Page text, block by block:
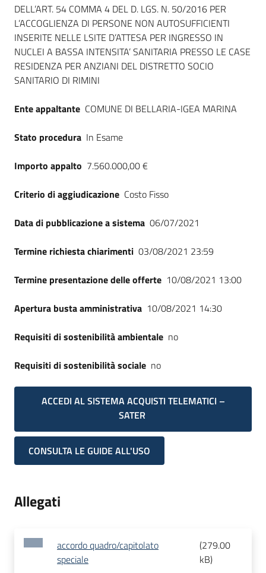
DELL’ART. 54 COMMA 4 DEL D. LGS. N. 50/2016 PER
L’ACCOGLIENZA DI PERSONE NON AUTOSUFFICIENTI
INSERITE NELLE LSITE D’ATTESA PER INGRESSO IN
NUCLEI A BASSA INTENSITA’ SANITARIA PRESSO LE CASE
RESIDENZA PER ANZIANI DEL DISTRETTO SOCIO
SANITARIO DI RIMINI
Ente appaltante COMUNE DI BELLARIA-IGEA MARINA
Stato procedura In Esame
Importo appalto 7.560.000,00 €
Criterio di aggiudicazione Costo Fisso
Data di pubblicazione a sistema 06/07/2021
Termine richiesta chiarimenti 03/08/2021 23:59
Termine presentazione delle offerte 10/08/2021 13:00
Apertura busta amministrativa 10/08/2021 14:30
Requisiti di sostenibilità ambientale no
Requisiti di sostenibilità sociale no
ACCEDI AL SISTEMA ACQUISTI TELEMATICI –
SATER
CONSULTA LE GUIDE ALL'USO
Allegati
accordo quadro/capitolato
speciale
(279.00
kB)